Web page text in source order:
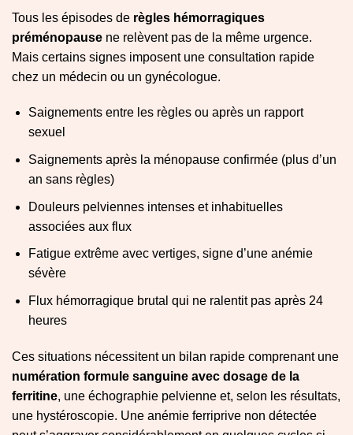
Tous les épisodes de règles hémorragiques
préménopause ne relèvent pas de la même urgence.
Mais certains signes imposent une consultation rapide
chez un médecin ou un gynécologue.
Saignements entre les règles ou après un rapport
sexuel
Saignements après la ménopause confirmée (plus d’un
an sans règles)
Douleurs pelviennes intenses et inhabituelles
associées aux flux
Fatigue extrême avec vertiges, signe d’une anémie
sévère
Flux hémorragique brutal qui ne ralentit pas après 24
heures
Ces situations nécessitent un bilan rapide comprenant une
numération formule sanguine avec dosage de la
ferritine, une échographie pelvienne et, selon les résultats,
une hystéroscopie. Une anémie ferriprive non détectée